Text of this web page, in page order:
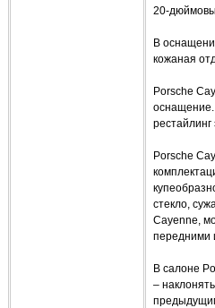
20-
В
кожаная
Porsche
оснащение.
Porsche
стекло,
Cayenne,
передними
В салоне
–